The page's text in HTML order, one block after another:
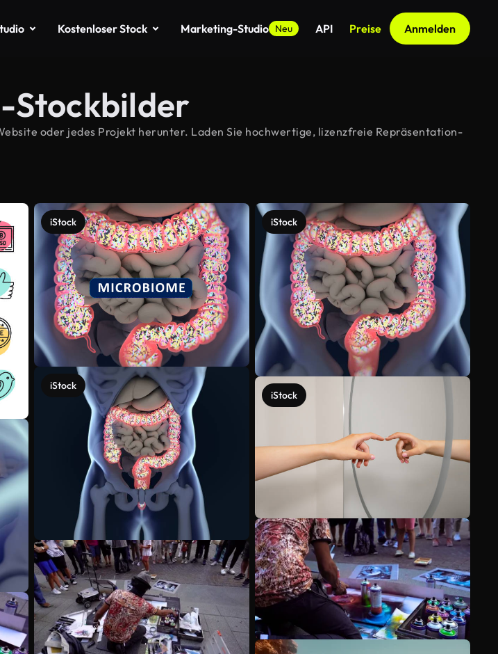
Kostenloser Stock Marketing-Studio Neu API Preise Anmelden
Stockbilder
oder jedes Projekt herunter. Laden Sie hochwertige, lizenzfreie Repräsentation-
iStock
iStock
iStock
iStock
Mehr anzeigen